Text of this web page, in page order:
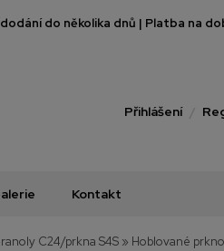
do několika dnů | Platba na
Přihlášení
Kontakt
C24/prkna S4S » Hoblované